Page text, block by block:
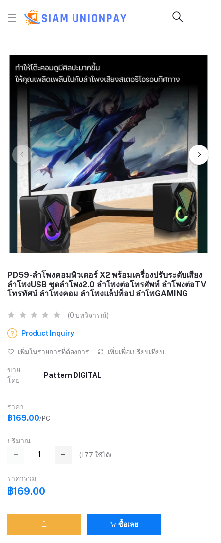
PD59-ลำโพงคอมพิวเตอร์ X2 พร้อมเครื่องปรับระดับเสียง
ลำโพงUSB ชุดลำโพง2.0 ลำโพงต่อโทรศัพท์ ลำโพงต่อTV
โทรทัศน์ ลำโพงคอม ลำโพงแล็ปท็อป ลำโพGAMING
(0 บทวิจารณ์)
Product Inquiry
เพิ่มในรายการที่ต้องการ เพิ่มเพื่อเปรียบเทียบ
ขาย
โดย
Pattern DIGITAL
ราคา
฿169.00/PC
ปริมาณ
(177 ใช้ได้)
ราคารวม
฿169.00
ซื้อเลย